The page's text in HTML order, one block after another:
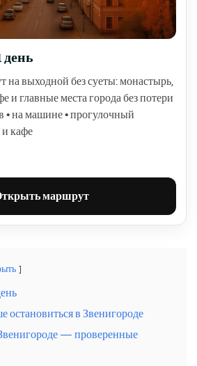
день
выходной без суеты: монастырь,
и главные места города без потери
• на машине • прогулочный
и кафе
маршрут
остановиться в Звенигороде
— проверенные